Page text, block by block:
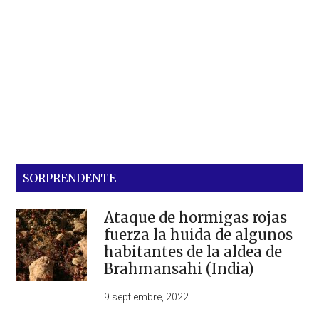
SORPRENDENTE
Ataque de hormigas rojas
fuerza la huida de algunos
habitantes de la aldea de
Brahmansahi (India)
9 septiembre, 2022